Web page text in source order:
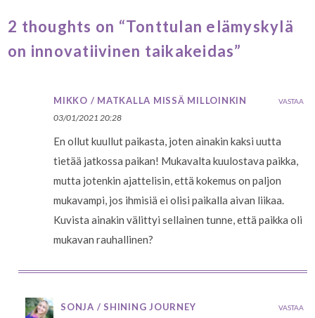
2 thoughts on “Tonttulan elämyskylä
on innovatiivinen taikakeidas”
MIKKO / MATKALLA MISSÄ MILLOINKIN
03/01/2021 20:28
En ollut kuullut paikasta, joten ainakin kaksi uutta
tietää jatkossa paikan! Mukavalta kuulostava paikka,
mutta jotenkin ajattelisin, että kokemus on paljon
mukavampi, jos ihmisiä ei olisi paikalla aivan liikaa.
Kuvista ainakin välittyi sellainen tunne, että paikka oli
mukavan rauhallinen?
VASTAA
SONJA / SHINING JOURNEY VASTAA